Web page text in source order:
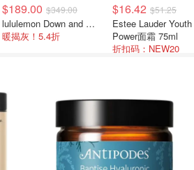
$189.00 $349.00
lululemon Down and Around 羽绒夹克
暖揭灰！5.4折
$16.42 $51.25
Estee Lauder Youth
Power面霜 75ml
折扣码：NEW20